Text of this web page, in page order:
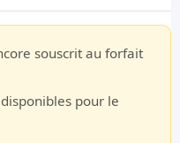
souscrit au forfait
pour le